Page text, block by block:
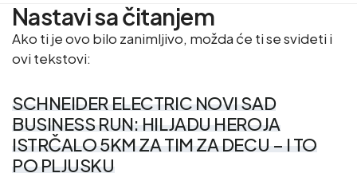
Nastavi sa čitanjem
Ako ti je ovo bilo zanimljivo, možda će ti se svideti i
ovi tekstovi:
SCHNEIDER ELECTRIC NOVI SAD
BUSINESS RUN: HILJADU HEROJA
ISTRČALO 5KM ZA TIM ZA DECU – I TO
PO PLJUSKU